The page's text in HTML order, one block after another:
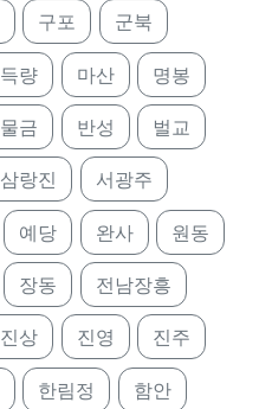
구포 군북
득량 마산 명봉
물금 반성 벌교
삼랑진 서광주
예당 완사 원동
장동 전남장흥
진상 진영 진주
한림정 함안